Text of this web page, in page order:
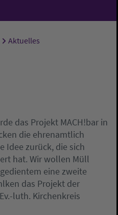
Aktuelles
das Projekt MACH!bar in
die ehrenamtlich
Idee zurück, die sich
hat. Wir wollen Müll
eine zweite
das Projekt der
luth. Kirchenkreis